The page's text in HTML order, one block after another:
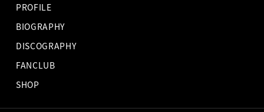
PROFILE
BIOGRAPHY
DISCOGRAPHY
FANCLUB
SHOP